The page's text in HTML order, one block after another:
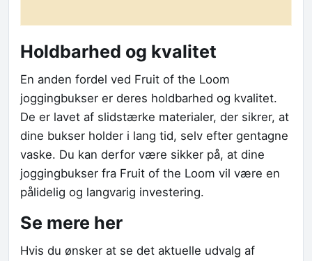
Holdbarhed og kvalitet
En anden fordel ved Fruit of the Loom
joggingbukser er deres holdbarhed og kvalitet.
De er lavet af slidstærke materialer, der sikrer, at
dine bukser holder i lang tid, selv efter gentagne
vaske. Du kan derfor være sikker på, at dine
joggingbukser fra Fruit of the Loom vil være en
pålidelig og langvarig investering.
Se mere her
Hvis du ønsker at se det aktuelle udvalg af